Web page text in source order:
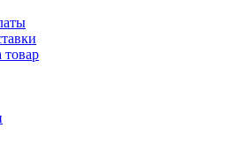
товар